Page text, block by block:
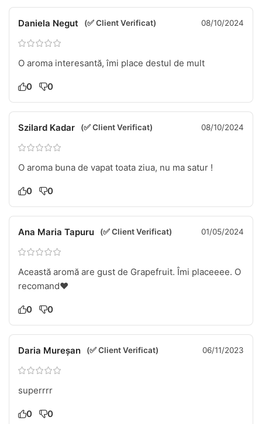
Daniela Negut (✅ Client Verificat) 08/10/2024
O aroma interesantă, îmi place destul de mult
0 0
Szilard Kadar (✅ Client Verificat) 08/10/2024
O aroma buna de vapat toata ziua, nu ma satur !
0 0
Ana Maria Tapuru (✅ Client Verificat) 01/05/2024
Această aromă are gust de Grapefruit. Îmi placeeee. O
recomand❤️
0 0
Daria Mureșan (✅ Client Verificat) 06/11/2023
superrrr
0 0